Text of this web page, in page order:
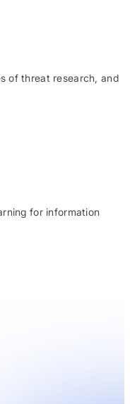
of threat research, and
for information